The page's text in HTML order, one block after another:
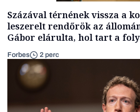
Százával térnének vissza a
leszerelt rendőrök az
Gábor elárulta, hol tart a
Forbes 2 perc